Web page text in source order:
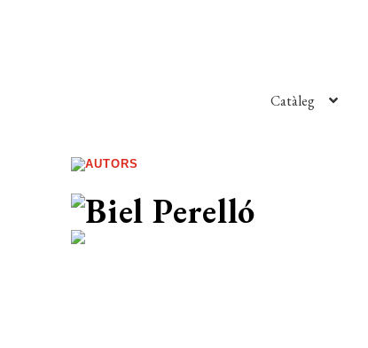
Catàleg
AUTORS
Biel Perelló